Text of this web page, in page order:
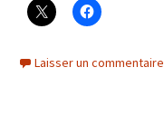
Laisser un commentaire